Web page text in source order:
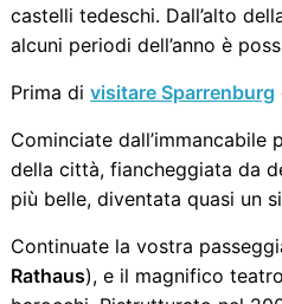
castelli tedeschi. Dall’alto
alcuni periodi dell’anno è
Prima di visitare Sparrenburg
Cominciate dall’immancabile
della città, fiancheggiata da
più belle, diventata quasi un
Continuate la vostra
Rathaus), e il magnifico